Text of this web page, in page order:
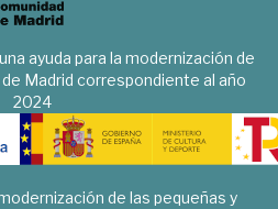
ayuda para la modernización de
Madrid correspondiente al año
2024
de las pequeñas y